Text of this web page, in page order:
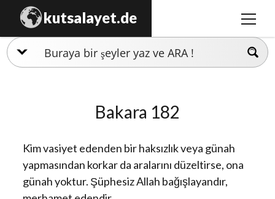
kutsalayet.de
menüyü
İslamiyet
Ezidilik
Hinduizm
Bakara 182
Kim vasiyet edenden bir haksızlık veya günah
yapmasından korkar da aralarını düzeltirse, ona
günah yoktur. Şüphesiz Allah bağışlayandır,